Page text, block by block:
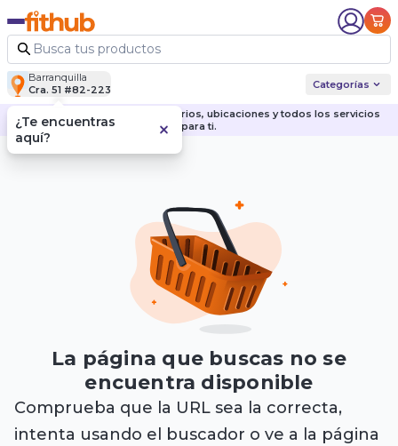
Barranquilla
Cra. 51 #82-223
Categorías
Descubre nuestras sedes, horarios, ubicaciones y todos los servicios
para ti.
La página que buscas no se
encuentra disponible
Comprueba que la URL sea la correcta,
intenta usando el buscador o ve a la página
¿Te encuentras
aquí?